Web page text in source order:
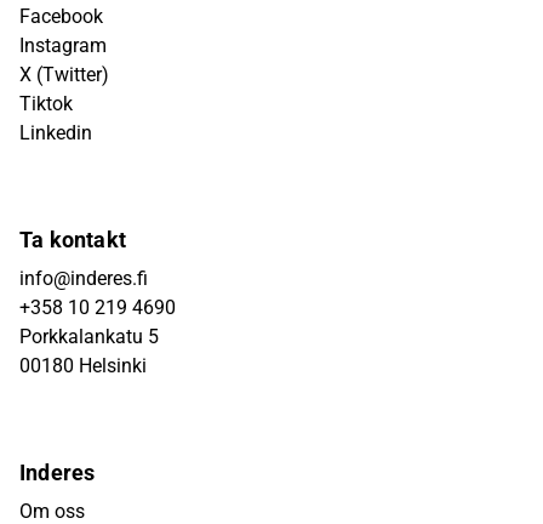
Facebook
Instagram
X (Twitter)
Tiktok
Linkedin
Ta kontakt
info@inderes.fi
+358 10 219 4690
Porkkalankatu 5
00180 Helsinki
Inderes
Om oss